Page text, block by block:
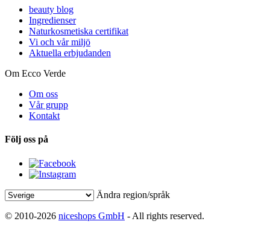
beauty blog
Ingredienser
Naturkosmetiska certifikat
Vi och vår miljö
Aktuella erbjudanden
Om Ecco Verde
Om oss
Vår grupp
Kontakt
Följ oss på
Ändra region/språk
© 2010-2026 niceshops GmbH - All rights reserved.